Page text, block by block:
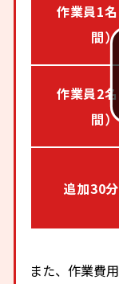
作業員1
間）
作業員2
間）
追加30
また、作業費